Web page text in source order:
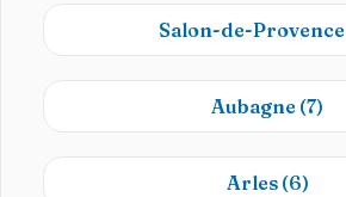
Salon-de-Provence
Aubagne (7)
Arles (6)